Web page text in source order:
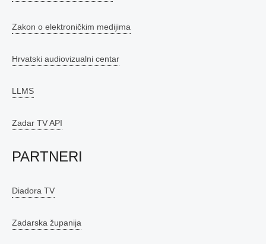
Zakon o elektroničkim medijima
Hrvatski audiovizualni centar
LLMS
Zadar TV API
PARTNERI
Diadora TV
Zadarska županija